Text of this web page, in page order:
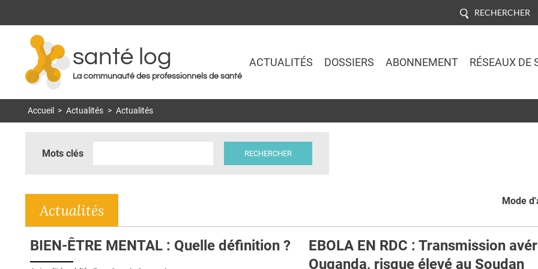
RECHERCHER
santé log
La communauté des professionnels de santé
ACTUALITÉS DOSSIERS ABONNEMENT RÉSEAUX DE
Accueil > Actualités > Actualités
Mots clés
Mode
Actualités
BIEN-ÊTRE MENTAL : Quelle définition ?
EBOLA EN RDC : Transmission
Ouganda, risque élevé au Soudan